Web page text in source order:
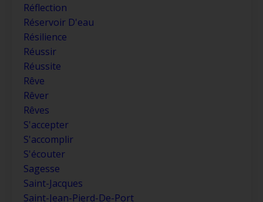
Réflection
Réservoir D'eau
Résilience
Réussir
Réussite
Rêve
Rêver
Rêves
S'accepter
S'accomplir
S'écouter
Sagesse
Saint-Jacques
Saint-Jean-Pierd-De-Port